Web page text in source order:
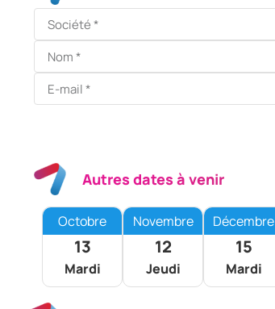
Autres dates à venir
Octobre
13
Mardi
Novembre
12
Jeudi
Décembre
15
Mardi